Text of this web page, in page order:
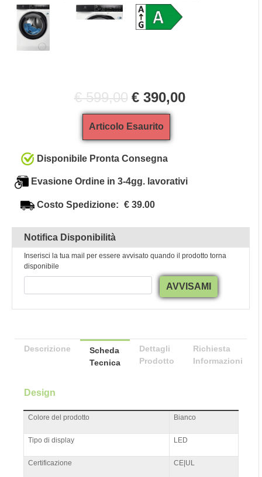
€ 599,00 € 390,00
Articolo Esaurito
Disponibile Pronta Consegna
Evasione Ordine in 3-4gg. lavorativi
Costo Spedizione: € 39.00
Notifica Disponibilità
Inserisci la tua mail per essere avvisato quando il prodotto torna
disponibile
AVVISAMI
Descrizione
Scheda
Tecnica
Dettagli
Prodotto
Richiesta
Informazioni
Design
Colore del prodotto Bianco
Tipo di display LED
Certificazione CE|UL